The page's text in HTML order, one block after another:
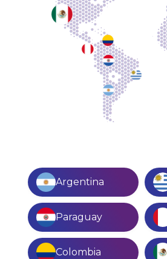
Argentina
Paraguay
Colombia